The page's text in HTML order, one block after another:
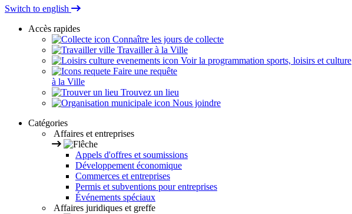
Switch to english
Accès rapides
Connaître les jours de collecte
Travailler à la Ville
Voir la programmation sports, loisirs et culture
Faire une requête
à la Ville
Trouvez un lieu
Nous joindre
Catégories
Affaires et entreprises
Appels d'offres et soumissions
Développement économique
Commerces et entreprises
Permis et subventions pour entreprises
Événements spéciaux
Affaires juridiques et greffe